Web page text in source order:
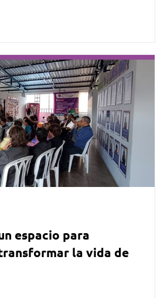
espacio para
la vida de